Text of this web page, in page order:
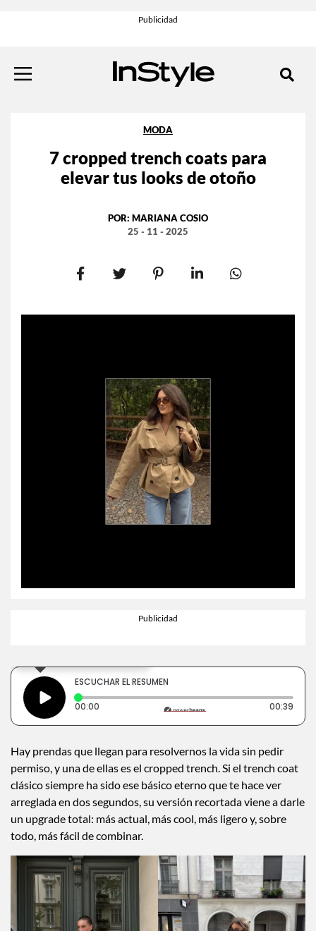
MODA
7 cropped trench coats para
elevar tus looks de otoño
POR: MARIANA COSIO
25 - 11 - 2025
ESCUCHAR EL RESUMEN
00:00 Tiempo transcurrido: 0 segundos 00:39
Hay prendas que llegan para resolvernos la vida sin pedir
permiso, y una de ellas es el cropped trench. Si el trench coat
clásico siempre ha sido ese básico eterno que te hace ver
arreglada en dos segundos, su versión recortada viene a darle
un upgrade total: más actual, más cool, más ligero y, sobre
todo, más fácil de combinar.